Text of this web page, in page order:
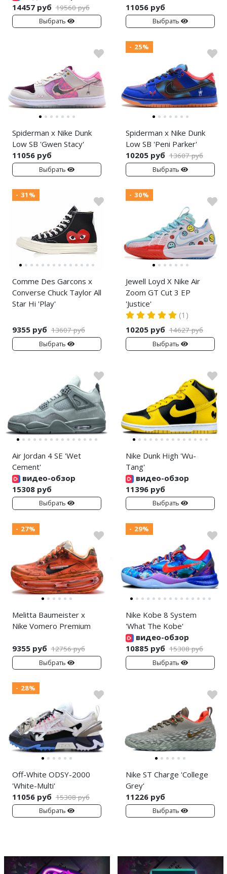
14457 руб 19560 руб
Выбрать
11056 руб
Выбрать
Spiderman x Nike Dunk
Low SB 'Gwen Stacy'
11056 руб
Выбрать
- 25%
Spiderman x Nike Dunk
Low SB 'Peni Parker'
10205 руб 13607 руб
Выбрать
- 31%
Comme Des Garcons x
Converse Chuck Taylor All
Star Hi 'Play'
9355 руб 13607 руб
Выбрать
- 30%
Jewell Loyd X Nike Air
Zoom GT Cut 3 EP
'Justice'
(1)
10205 руб 14627 руб
Выбрать
Air Jordan 4 SE 'Wet
Cement'
видео-обзор
15308 руб
Выбрать
Nike Dunk High 'Wu-
Tang'
видео-обзор
11396 руб
Выбрать
- 27%
Melitta Baumeister x
Nike Vomero Premium
9355 руб 12756 руб
Выбрать
- 29%
Nike Kobe 8 System
'What The Kobe'
видео-обзор
10885 руб 15308 руб
Выбрать
- 28%
Off-White ODSY-2000
'White-Multi'
11056 руб 15308 руб
Выбрать
Nike ST Charge 'College
Grey'
11226 руб
Выбрать